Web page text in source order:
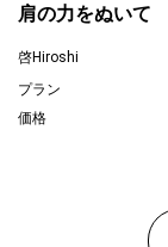
肩の力をぬいて
啓Hiroshi
プラン
価格